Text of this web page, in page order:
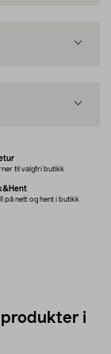
til valgfri butikk
på nett og hent i butikk
i